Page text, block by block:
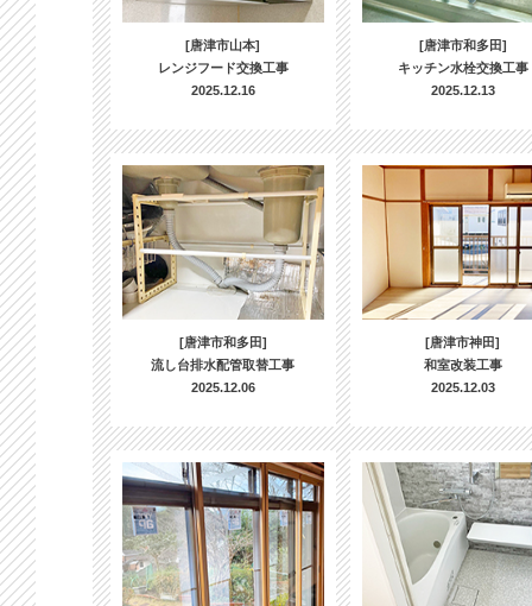
[唐津市山本]
レンジフード交換工事
2025.12.16
[唐津市和多田]
キッチン水栓交換工事
2025.12.13
[唐津市和多田]
流し台排水配管取替工事
2025.12.06
[唐津市神田]
和室改装工事
2025.12.03